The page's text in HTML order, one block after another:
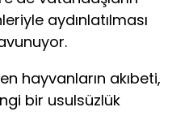
aydınlatılması
hayvanların akıbeti,
bir usulsüzlük